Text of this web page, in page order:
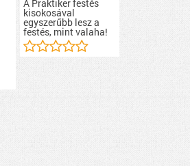
A Praktiker festés
kisokosával
egyszerűbb lesz a
festés, mint valaha!